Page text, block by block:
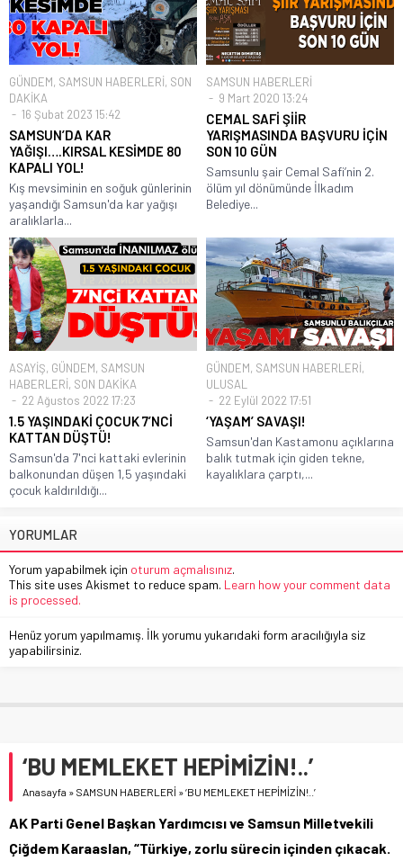
GÜNDEM, SAMSUN HABERLERİ, SON
DAKİKA
16 Şubat 2023 15:42
SAMSUN’DA KAR
YAĞIŞI….KIRSAL KESİMDE 80
KAPALI YOL!
Kış mevsiminin en soğuk günlerinin
yaşandığı Samsun'da kar yağışı
aralıklarla...
SAMSUN HABERLERİ
9 Mart 2020 13:24
CEMAL SAFİ ŞİİR
YARIŞMASINDA BAŞVURU İÇİN
SON 10 GÜN
Samsunlu şair Cemal Safi’nin 2.
ölüm yıl dönümünde İlkadım
Belediye...
ASAYİŞ, GÜNDEM, SAMSUN
HABERLERİ, SON DAKİKA
22 Ağustos 2022 17:23
1.5 YAŞINDAKİ ÇOCUK 7’NCİ
KATTAN DÜŞTÜ!
Samsun'da 7'nci kattaki evlerinin
balkonundan düşen 1,5 yaşındaki
çocuk kaldırıldığı...
GÜNDEM, SAMSUN HABERLERİ,
ULUSAL
22 Eylül 2022 17:51
‘YAŞAM’ SAVAŞI!
Samsun'dan Kastamonu açıklarına
balık tutmak için giden tekne,
kayalıklara çarptı,...
YORUMLAR
Yorum yapabilmek için oturum açmalısınız.
This site uses Akismet to reduce spam. Learn how your comment data
is processed.
Henüz yorum yapılmamış. İlk yorumu yukarıdaki form aracılığıyla siz
yapabilirsiniz.
‘BU MEMLEKET HEPİMİZİN!..’
Anasayfa » SAMSUN HABERLERİ »‘BU MEMLEKET HEPİMİZİN!..’
AK Parti Genel Başkan Yardımcısı ve Samsun Milletvekili
Çiğdem Karaaslan, “Türkiye, zorlu sürecin içinden çıkacak.